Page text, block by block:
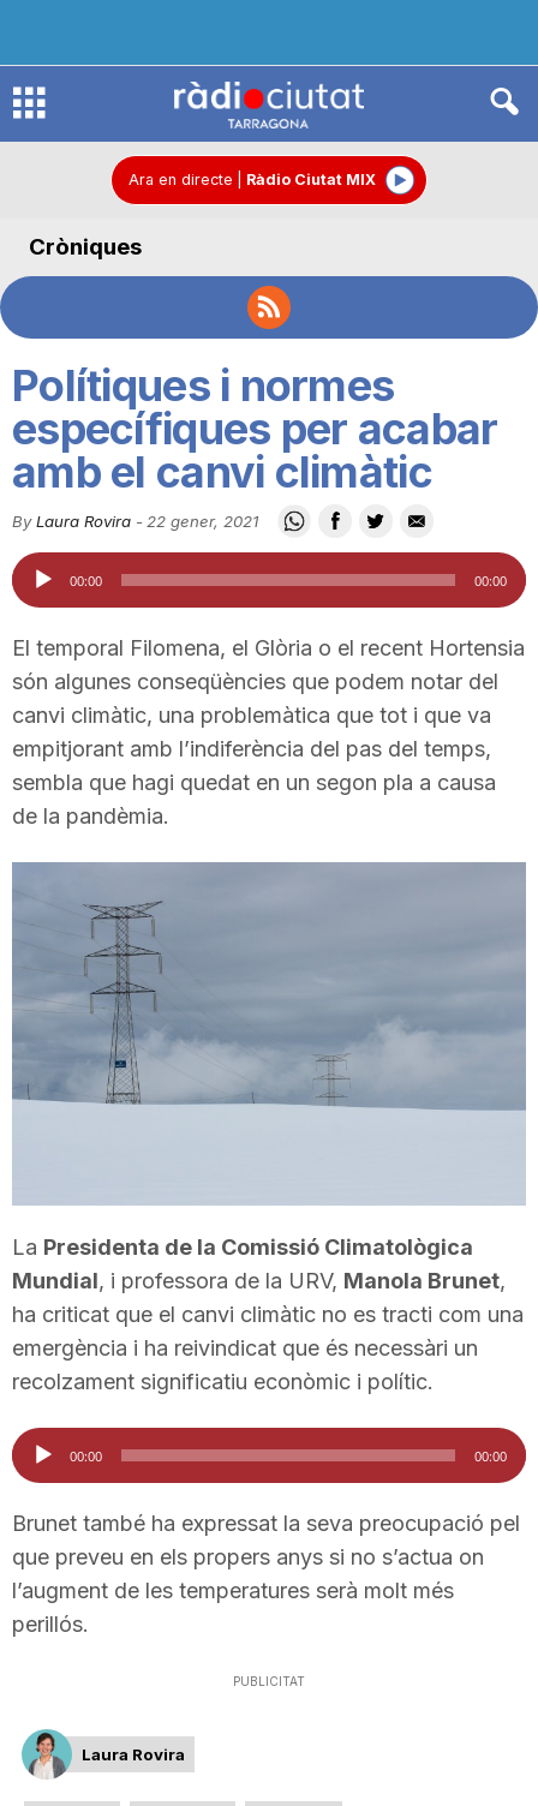
R
d
C
u
t
a
T
r
g
o
Ara en directe Ràdio Ciutat MIX
Cròniques
Polítiques i normes
específiques per acabar
amb el canvi climàtic
By Laura Rovira - 22 gener, 2021
Reproductor
d'àudio
00:00 00:00
El temporal Filomena, el Glòria o el recent Hortensia
són algunes conseqüències que podem notar del
canvi climàtic, una problemàtica que tot i que va
empitjorant amb l’indiferència del pas del temps,
sembla que hagi quedat en un segon pla a causa
de la pandèmia.
La Presidenta de la Comissió Climatològica
Mundial, i professora de la URV, Manola Brunet,
ha criticat que el canvi climàtic no es tracti com una
emergència i ha reivindicat que és necessàri un
recolzament significatiu econòmic i polític.
Reproductor
d'àudio
00:00 00:00
Brunet també ha expressat la seva preocupació pel
que preveu en els propers anys si no s’actua on
l’augment de les temperatures serà molt més
perillós.
PUBLICITAT
Laura Rovira